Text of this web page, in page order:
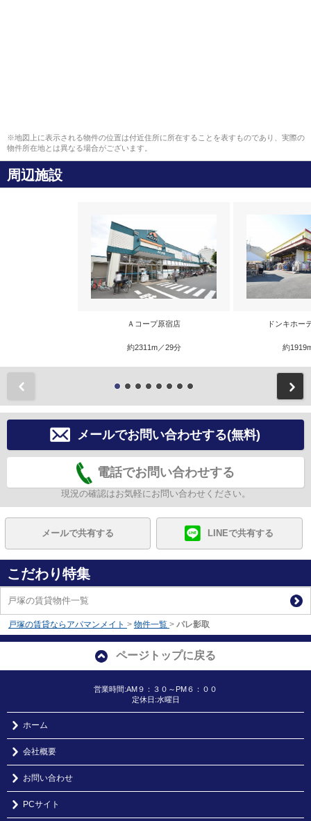
※地図上に表示される物件の位置は付近住所に所在することを表すものであり、実際の
物件所在地とは異なる場合がございます。
周辺施設
Ａコープ原宿店
約2311m／29分
ドンキホー
約
メールでお問い合わせする(無料)
電話でお問い合わせする
現況の確認はお気軽にお問い合わせください。
メールで共有する LINEで共有する
こだわり特集
戸塚の賃貸物件一覧
戸塚の賃貸ならアパマンメイト > 物件一覧 > パレ影取
ページトップに戻る
営業時間:AM９：３０～PM６：００
定休日:水曜日
ホーム
会社概要
お問い合わせ
PCサイト